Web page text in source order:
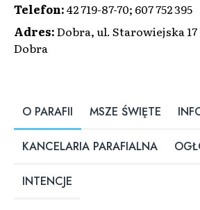
Telefon:42 719-87-70; 607 752 395
Adres:Dobra, ul. Starowiejska
Dobra
O PARAFII MSZE ŚWIĘTE
KANCELARIA PARAFIALNA
INTENCJE